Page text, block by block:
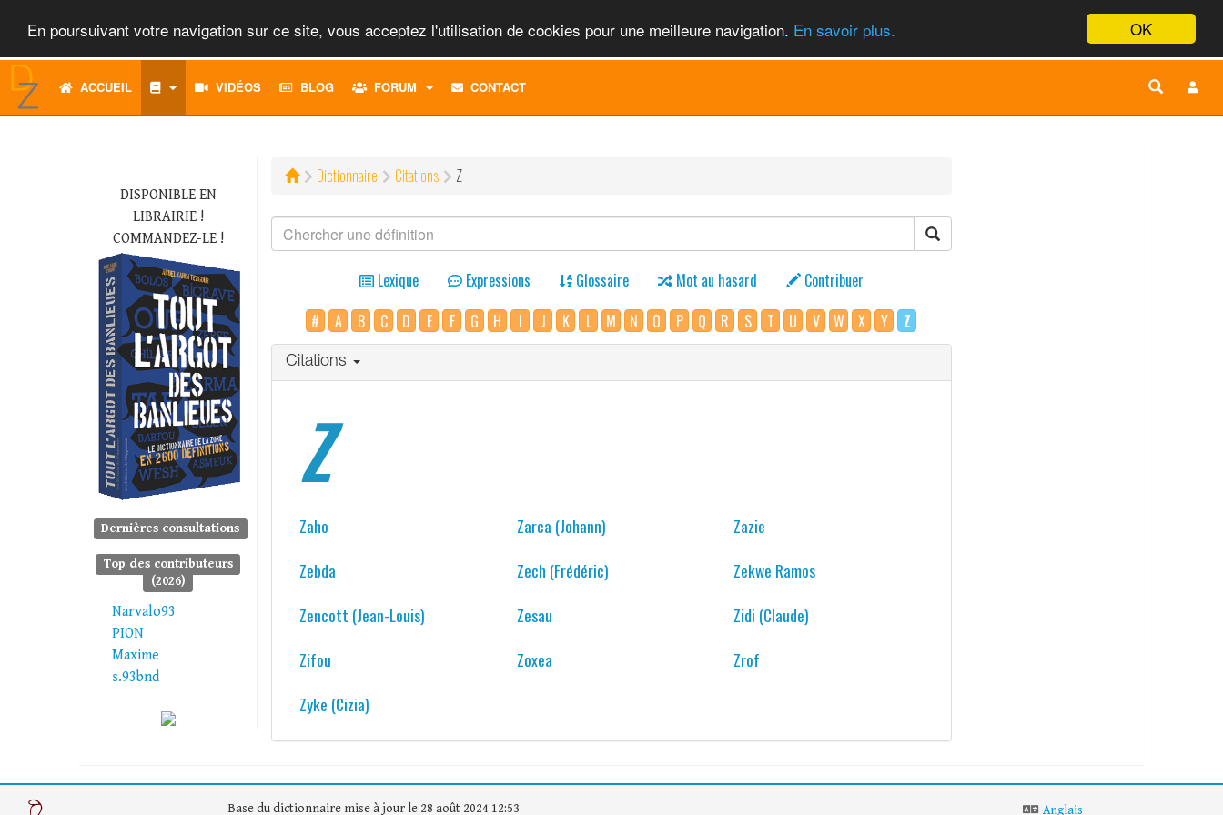
OK
En poursuivant votre navigation sur ce site, vous acceptez l'utilisation de cookies pour une meilleure navigation. En savoir plus.
ACCUEIL VIDÉOS BLOG FORUM
TOGGLECONTACT
DISPONIBLE EN
LIBRAIRIE !
COMMANDEZ-LE !
Dernières consultations
Top des contributeurs
(2026)
Narvalo93
PION
Maxime
s.93bnd
Dictionnaire Citations Z
Lexique Expressions Glossaire Mot au hasard
Contribuer
#
A B C D E F G H I J K L M N O P Q R S T U V W X Y Z
Citations
Z
Zaho Zarca (Johann)
Zazie
Zebda
Zech (Frédéric)
Zekwe Ramos
Zencott (Jean-Louis)
Zesau
Zidi (Claude)
Zifou
Zoxea
Zrof
Zyke (Cizia)
Base du dictionnaire mise à jour le 28 août 2024 12:53 Anglais